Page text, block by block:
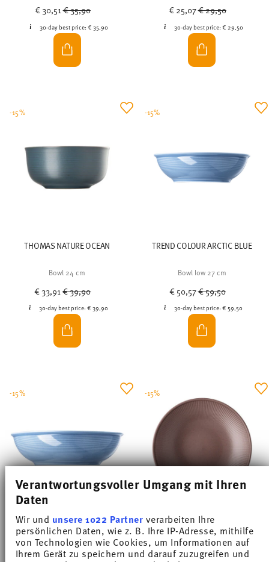
Verantwortungsvoller Umgang mit Ihren
Daten
Wir und unsere 1022 Partnerverarbeiten Ihre
persönlichen Daten, wie z. B. Ihre IP-Adresse, mithilfe
von Technologien wie Cookies, um Informationen auf
Ihrem Gerät zu speichern und darauf zuzugreifen und
€ 30,51Price reduced from
€ 35,90
30-day best price: € 35,90
€ 25,07Price reduced from
€ 29,50
30-day best price: € 29,50
THOMAS NATURE OCEAN
Bowl 24 cm
€ 33,91Price reduced from
€ 39,90
30-day best price:€ 39,90
-15%
TREND COLOUR ARCTIC BLUE
Bowl low 27 cm
€ 50,57Price reduced from
€ 59,50
30-day best price:€ 59,50
-15%
TREND COLOUR ARCTIC BLUE
Bowl low 32 cm
-15%
THOMAS CLAY RUST
Plate deep 28 cm
-15%